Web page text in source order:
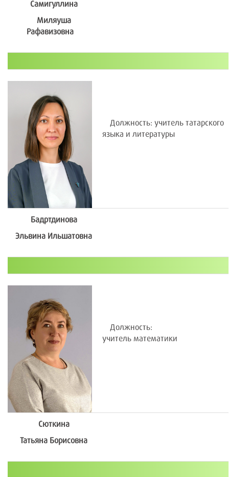
Самигуллина
Миляуша
Рафавизовна
Должность: учитель татарского
языка и литературы
Бадртдинова
Эльвина Ильшатовна
Должность:
учитель математики
Сюткина
Татьяна Борисовна